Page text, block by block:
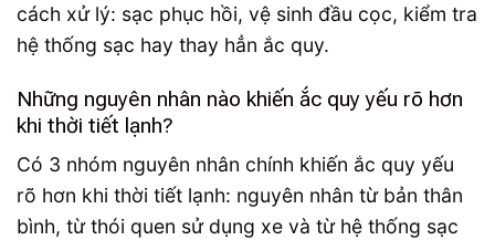
cách xử lý: sạc phục hồi, vệ sinh đầu cọc, kiểm tra
hệ thống sạc hay thay hẳn ắc quy.
Những nguyên nhân nào khiến ắc quy yếu rõ hơn
khi thời tiết lạnh?
Có 3 nhóm nguyên nhân chính khiến ắc quy yếu
rõ hơn khi thời tiết lạnh: nguyên nhân từ bản thân
bình, từ thói quen sử dụng xe và từ hệ thống sạc